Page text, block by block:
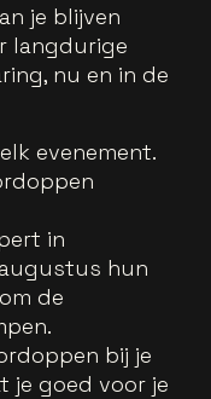
je blijven
langdurige
nu en in de
evenement.
in
augustus hun
de
bij je
je goed voor je